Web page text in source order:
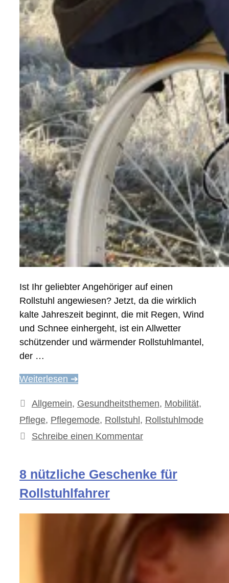
Ist Ihr geliebter Angehöriger auf einen
Rollstuhl angewiesen? Jetzt, da die wirklich
kalte Jahreszeit beginnt, die mit Regen, Wind
und Schnee einhergeht, ist ein Allwetter
schützender und wärmender Rollstuhlmantel,
der …
Weiterlesen ➔
Kategorien
Allgemein, Gesundheitsthemen, Mobilität,
Pflege, Pflegemode, Rollstuhl, Rollstuhlmode
Schreibe einen Kommentar
8 nützliche Geschenke für
Rollstuhlfahrer